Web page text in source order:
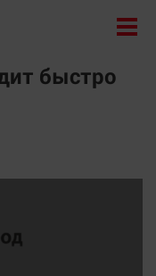
быстро